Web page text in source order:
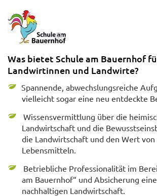
Was bietet Schule am Bauernhof
Landwirtinnen und Landwirte?
Spannende, abwechslungsreiche
vielleicht sogar eine neu entdeckte
Wissensvermittlung über die
Landwirtschaft und die
die Landwirtschaft und den Wert von
Lebensmitteln.
Betriebliche Professionalität im
am Bauernhof“ und Absicherung
nachhaltigen Landwirtschaft.